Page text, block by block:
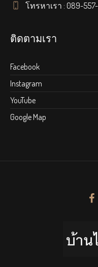
โทรหาเรา : 089-
ติดตามเรา
Facebook
Instagram
YouTube
Google Map